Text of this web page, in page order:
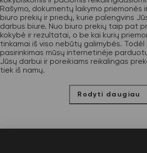
Rašymo, dokumentų laikymo priemonės
biuro prekių ir priedų, kurie palengvins
darbus biure. Nuo biuro prekių taip pat
kokybė ir rezultatai, o be kai kurių
tinkamai iš viso nebūtų galimybės.
pasirinkimas mūsų internetinėje
Jūsų darbui ir poreikiams reikalingas
tiek iš namų.
Rodyti daugiau